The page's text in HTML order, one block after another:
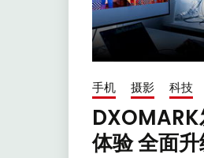
手机 摄影 科技
体验 全面